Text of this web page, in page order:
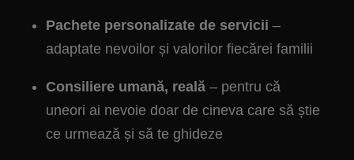
Pachete personalizate de servicii –
adaptate nevoilor și valorilor fiecărei familii
Consiliere umană, reală – pentru că
uneori ai nevoie doar de cineva care să știe
ce urmează și să te ghideze